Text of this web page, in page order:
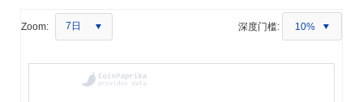
Zoom: 7日 深度门槛: 10%